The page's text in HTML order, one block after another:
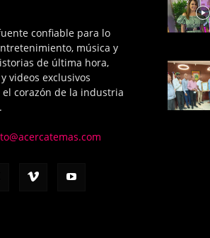
confiable para lo
música y
de última hora,
videos exclusivos
corazón de la industria